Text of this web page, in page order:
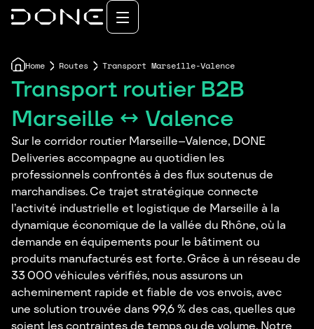
Home Routes Transport Marseille-Valence
Transport routier B2B
Marseille ↔ Valence
Sur le corridor routier Marseille–Valence, DONE
Deliveries accompagne au quotidien les
professionnels confrontés à des flux soutenus de
marchandises. Ce trajet stratégique connecte
l’activité industrielle et logistique de Marseille à la
dynamique économique de la vallée du Rhône, où la
demande en équipements pour le bâtiment ou
produits manufacturés est forte. Grâce à un réseau de
33 000 véhicules vérifiés, nous assurons un
acheminement rapide et fiable de vos envois, avec
une solution trouvée dans 99,6 % des cas, quelles que
soient les contraintes de temps ou de volume. Notre